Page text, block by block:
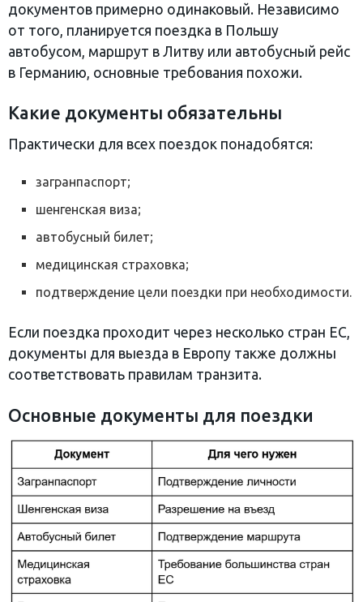
документов примерно одинаковый. Независимо
от того, планируется поездка в Польшу
автобусом, маршрут в Литву или автобусный рейс
в Германию, основные требования похожи.
Какие документы обязательны
Практически для всех поездок понадобятся:
загранпаспорт;
шенгенская виза;
автобусный билет;
медицинская страховка;
подтверждение цели поездки при необходимости.
Если поездка проходит через несколько стран ЕС,
документы для выезда в Европу также должны
соответствовать правилам транзита.
Основные документы для поездки